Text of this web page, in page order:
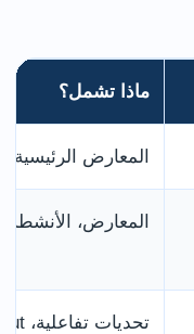
ماذا تشمل؟
المعارض الرئيسية
المعارض، الأنشطة
تحديات تفاعلية، Penalty Shootout، مقهى، ومتجر الهدايا.